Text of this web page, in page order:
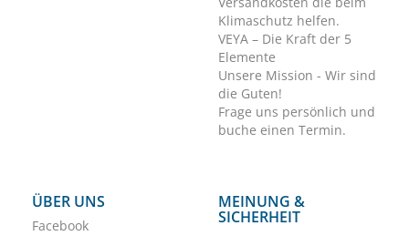
Klimaschutz helfen.
VEYA – Die Kraft der 5
Elemente
Unsere Mission - Wir sind
die Guten!
Frage uns persönlich und
buche einen Termin.
ÜBER UNS
Facebook
MEINUNG &
SICHERHEIT